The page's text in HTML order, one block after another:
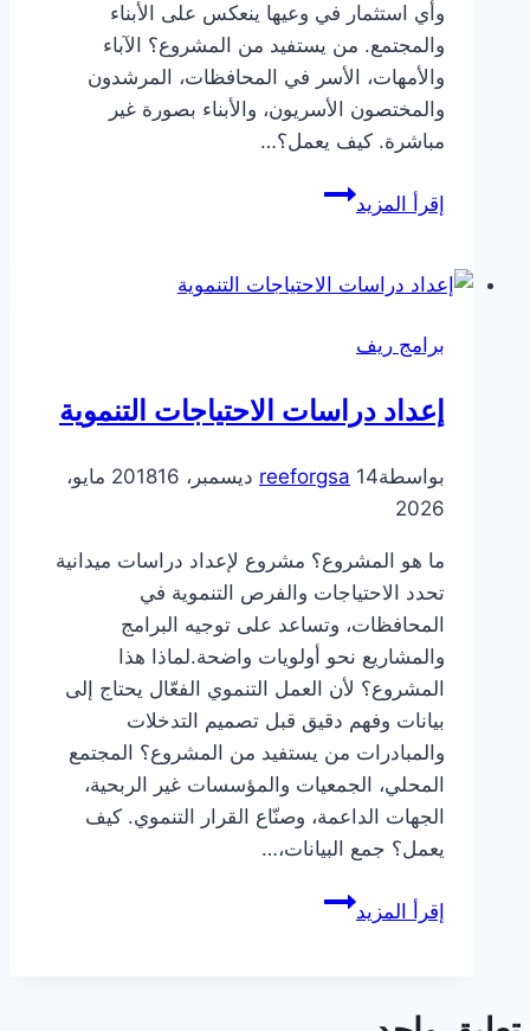
وأي استثمار في وعيها ينعكس على الأبناء
والمجتمع. من يستفيد من المشروع؟ الآباء
والأمهات، الأسر في المحافظات، المرشدون
والمختصون الأسريون، والأبناء بصورة غير
مباشرة. كيف يعمل؟…
إقرأ المزيدكنف
برامج ريف
إعداد دراسات الاحتياجات التنموية
بواسطة reeforgsa 14 ديسمبر، 2018
16 مايو،
2026
ما هو المشروع؟ مشروع لإعداد دراسات ميدانية
تحدد الاحتياجات والفرص التنموية في
المحافظات، وتساعد على توجيه البرامج
والمشاريع نحو أولويات واضحة.لماذا هذا
المشروع؟ لأن العمل التنموي الفعّال يحتاج إلى
بيانات وفهم دقيق قبل تصميم التدخلات
والمبادرات من يستفيد من المشروع؟ المجتمع
المحلي، الجمعيات والمؤسسات غير الربحية،
الجهات الداعمة، وصنّاع القرار التنموي. كيف
يعمل؟ جمع البيانات،…
إقرأ المزيدإعداد